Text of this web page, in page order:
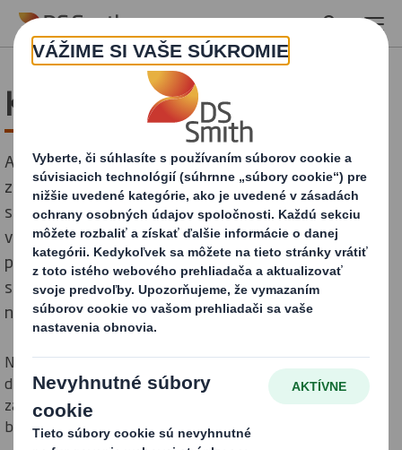
Skip to main content
Komunitné záležitosti
Aj keď priamo ovplyvňujeme životy približne 32 000
zamestnancov, rozsah nášho podnikania a náš
spoločný prístup znamenajú, že sme schopní zvládnuť
veľké výzvy, ktorým čelia širšie komunity, v ktorých
pôsobíme a v ktorých naši zamestnanci žijú. Ako
starostlivá a zodpovedná firma spolupracujeme s
našimi miestnymi komunitami.
Naši zamestnanci, ktorí sú naplnení podnikateľským
duchom, neustále hľadajú riešenia. Vážime si, že naši
zamestnanci využívajú svoje schopnosti na podporu
budúcnosti miestneho životného prostredia.